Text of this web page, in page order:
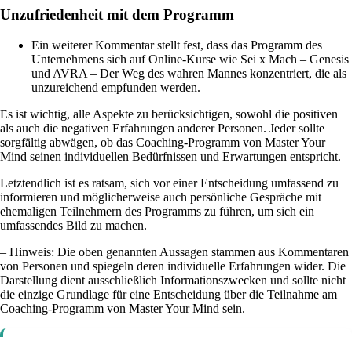
Unzufriedenheit mit dem Programm
Ein weiterer Kommentar stellt fest, dass das Programm des
Unternehmens sich auf Online-Kurse wie Sei x Mach – Genesis
und AVRA – Der Weg des wahren Mannes konzentriert, die als
unzureichend empfunden werden.
Es ist wichtig, alle Aspekte zu berücksichtigen, sowohl die positiven
als auch die negativen Erfahrungen anderer Personen. Jeder sollte
sorgfältig abwägen, ob das Coaching-Programm von Master Your
Mind seinen individuellen Bedürfnissen und Erwartungen entspricht.
Letztendlich ist es ratsam, sich vor einer Entscheidung umfassend zu
informieren und möglicherweise auch persönliche Gespräche mit
ehemaligen Teilnehmern des Programms zu führen, um sich ein
umfassendes Bild zu machen.
– Hinweis: Die oben genannten Aussagen stammen aus Kommentaren
von Personen und spiegeln deren individuelle Erfahrungen wider. Die
Darstellung dient ausschließlich Informationszwecken und sollte nicht
die einzige Grundlage für eine Entscheidung über die Teilnahme am
Coaching-Programm von Master Your Mind sein.